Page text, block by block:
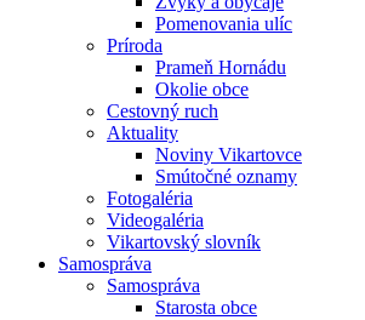
Pomenovania ulíc
Príroda
Prameň Hornádu
Okolie obce
Cestovný ruch
Aktuality
Noviny Vikartovce
Smútočné oznamy
Fotogaléria
Videogaléria
Vikartovský slovník
Samospráva
Samospráva
Starosta obce